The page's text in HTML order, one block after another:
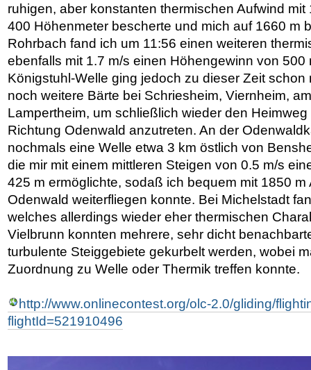
ruhigen, aber konstanten thermischen Aufwind mit
400 Höhenmeter bescherte und mich auf 1660 m
Rohrbach fand ich um 11:56 einen weiteren
ebenfalls mit 1.7 m/s einen Höhengewinn von 500
Königstuhl-Welle ging jedoch zu dieser Zeit schon
noch weitere Bärte bei Schriesheim, Viernheim,
Lampertheim, um schließlich wieder den
Richtung Odenwald anzutreten. An der
nochmals eine Welle etwa 3 km östlich von
die mir mit einem mittleren Steigen von 0.5 m/s
425 m ermöglichte, sodaß ich bequem mit 1850
Odenwald weiterfliegen konnte. Bei Michelstadt
welches allerdings wieder eher thermischen
Vielbrunn konnten mehrere, sehr dicht
turbulente Steiggebiete gekurbelt werden, wobei
Zuordnung zu Welle oder Thermik treffen konnte.
http://www.onlinecontest.org/olc-2.0/gliding/
flightId=521910496